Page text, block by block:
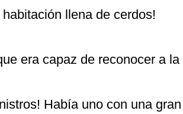
llena de cerdos!
era capaz de reconocer a
Había uno con una